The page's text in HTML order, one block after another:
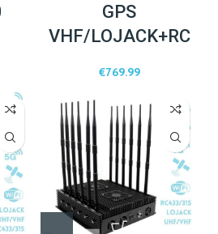
GPS
VHF/LOJACK+RC
€769.99